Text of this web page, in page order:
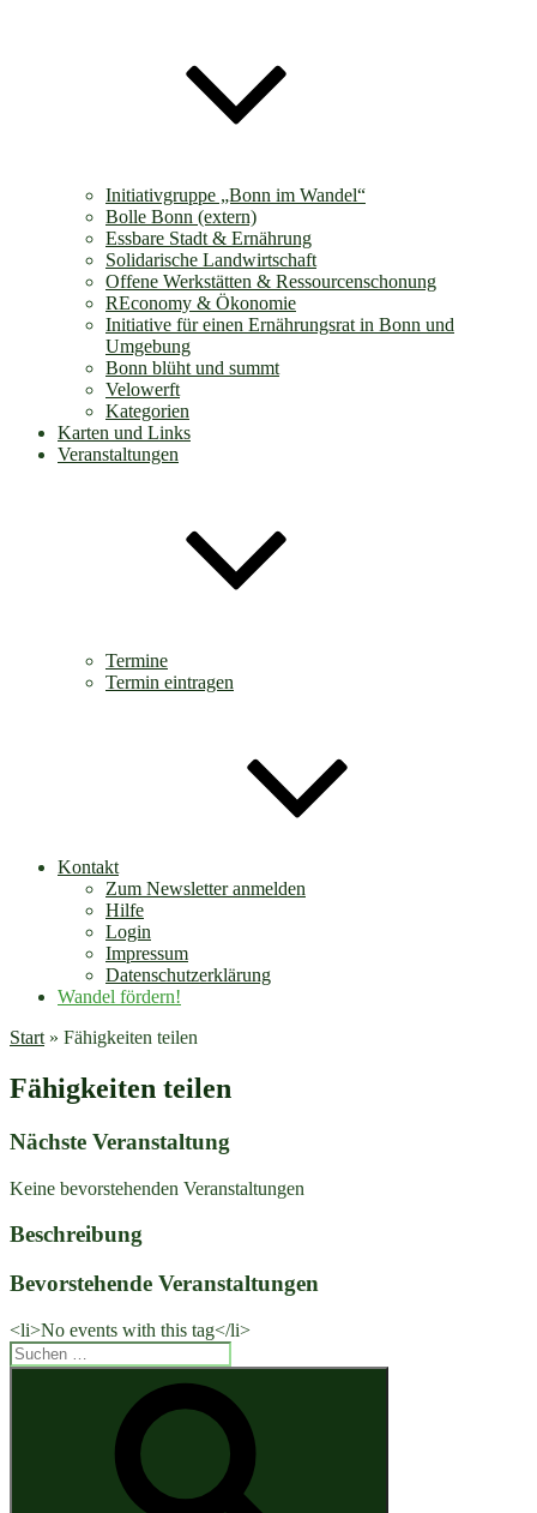
Initiativgruppe „Bonn im Wandel“
Bolle Bonn (extern)
Essbare Stadt & Ernährung
Solidarische Landwirtschaft
Offene Werkstätten & Ressourcenschonung
REconomy & Ökonomie
Initiative für einen Ernährungsrat in Bonn und
Umgebung
Bonn blüht und summt
Velowerft
Kategorien
Karten und Links
Veranstaltungen
Termine
Termin eintragen
Kontakt
Zum Newsletter anmelden
Hilfe
Login
Impressum
Datenschutzerklärung
Wandel fördern!
Start » Fähigkeiten teilen
Fähigkeiten teilen
Nächste Veranstaltung
Keine bevorstehenden Veranstaltungen
Beschreibung
Bevorstehende Veranstaltungen
<li>No events with this tag</li>
Suchen
nach: